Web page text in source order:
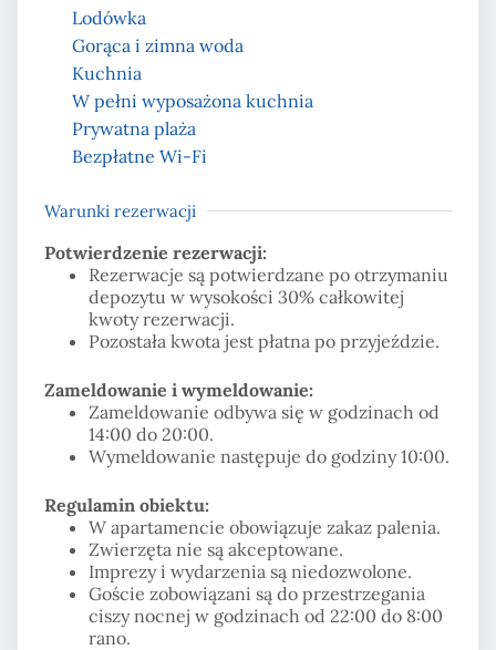
Lodówka
Gorąca i zimna woda
Kuchnia
W pełni wyposażona kuchnia
Prywatna plaża
Bezpłatne Wi-Fi
Warunki rezerwacji
Potwierdzenie rezerwacji:
Rezerwacje są potwierdzane po otrzymaniu
depozytu w wysokości 30% całkowitej
kwoty rezerwacji.
Pozostała kwota jest płatna po przyjeździe.
Zameldowanie i wymeldowanie:
Zameldowanie odbywa się w godzinach od
14:00 do 20:00.
Wymeldowanie następuje do godziny 10:00.
Regulamin obiektu:
W apartamencie obowiązuje zakaz palenia.
Zwierzęta nie są akceptowane.
Imprezy i wydarzenia są niedozwolone.
Goście zobowiązani są do przestrzegania
ciszy nocnej w godzinach od 22:00 do 8:00
rano.